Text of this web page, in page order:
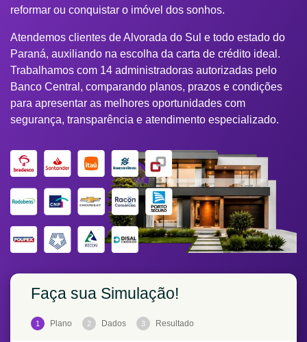
reformar ou conquistar o imóvel dos sonhos.
Atendemos clientes de Alvorada do Sul e todo estado do
Paraná, auxiliando na escolha da carta de crédito ideal.
Trabalhamos com 14 administradoras autorizadas pelo
Banco Central, comparando planos, prazos e condições
para apresentar as melhores oportunidades com
segurança, transparência e atendimento especializado.
Faça sua Simulação!
1 Plano 2 Dados 3 Resultado